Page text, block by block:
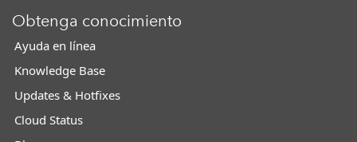
Obtenga conocimiento
Ayuda en línea
Knowledge Base
Updates & Hotfixes
Cloud Status